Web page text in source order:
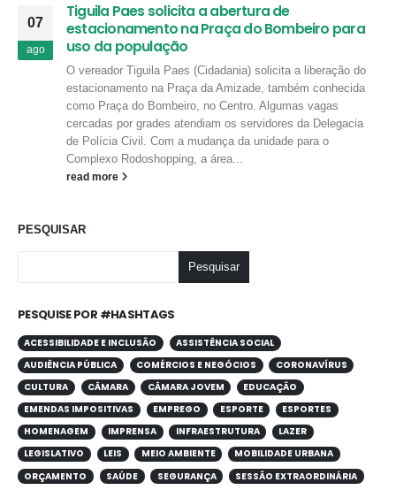
07
ago
Tiguila Paes solicita a abertura de
estacionamento na Praça do Bombeiro para
uso da população
O vereador Tiguila Paes (Cidadania) solicita a liberação do
estacionamento na Praça da Amizade, também conhecida
como Praça do Bombeiro, no Centro. Algumas vagas
cercadas por grades atendiam os servidores da Delegacia
de Polícia Civil. Com a mudança da unidade para o
Complexo Rodoshopping, a área...
read more
PESQUISAR
Pesquisar
PESQUISE POR #HASHTAGS
ACESSIBILIDADE E INCLUSÃO
ASSISTÊNCIA SOCIAL
AUDIÊNCIA PÚBLICA
COMÉRCIOS E NEGÓCIOS
CORONAVÍRUS
CULTURA
CÂMARA CÂMARA JOVEM
EDUCAÇÃO
EMENDAS IMPOSITIVAS
EMPREGO ESPORTE
ESPORTES
HOMENAGEM
IMPRENSA INFRAESTRUTURA
LAZER
LEGISLATIVO
LEIS MEIO AMBIENTE
MOBILIDADE URBANA
ORÇAMENTO
SAÚDE SEGURANÇA
SESSÃO EXTRAORDINÁRIA